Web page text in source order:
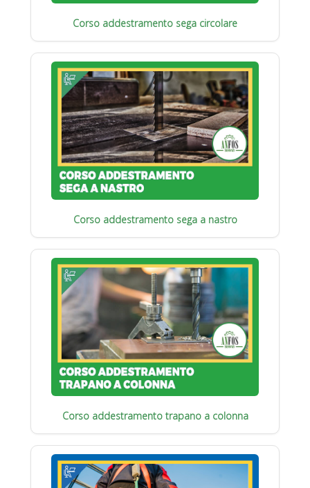
Corso addestramento sega circolare
Corso addestramento sega a nastro
Corso addestramento trapano a colonna